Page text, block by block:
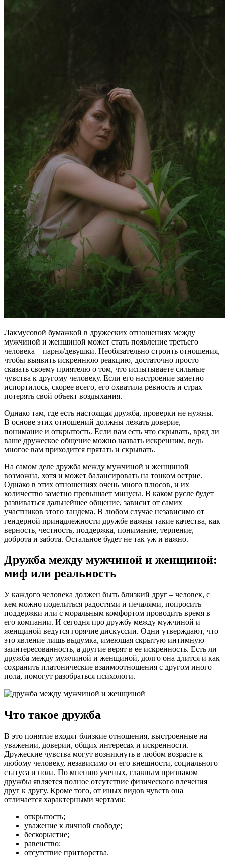
Лакмусовой бумажкой в дружеских отношениях между
мужчиной и женщиной может стать появление третьего
человека – парня/девушки. Необязательно строить отношения,
чтобы выявить искреннюю реакцию, достаточно просто
сказать своему приятелю о том, что испытываете сильные
чувства к другому человеку. Если его настроение заметно
испортилось, скорее всего, его охватила ревность и страх
потерять свой объект воздыхания.
Однако там, где есть настоящая дружба, проверки не нужны.
В основе этих отношений должны лежать доверие,
понимание и открытость. Если вам есть что скрывать, вряд ли
ваше дружеское общение можно назвать искренним, ведь
многое вам приходится прятать и скрывать.
На самом деле дружба между мужчиной и женщиной
возможна, хотя и может балансировать на тонком острие.
Однако в этих отношениях очень много плюсов, и их
количество заметно превышает минусы. В каком русле будет
развиваться дальнейшее общение, зависит от самих
участников этого тандема. В любом случае независимо от
гендерной принадлежности дружбе важны такие качества, как
верность, честность, поддержка, понимание, терпение,
доброта и забота. Остальное будет не так уж и важно.
Дружба между мужчиной и женщиной:
миф или реальность
У каждого человека должен быть близкий друг – человек, с
кем можно поделиться радостями и печалями, попросить
поддержки или с моральным комфортом проводить время в
его компании. И сегодня про дружбу между мужчиной и
женщиной ведутся горячие дискуссии. Одни утверждают, что
это явление лишь выдумка, имеющая скрытую интимную
заинтересованность, а другие верят в ее искренность. Есть ли
дружба между мужчиной и женщиной, долго она длится и как
сохранить платонические взаимоотношения с другом иного
пола, помогут разобраться психологи.
Что такое дружба
В это понятие входят близкие отношения, выстроенные на
уважении, доверии, общих интересах и искренности.
Дружеские чувства могут возникнуть в любом возрасте к
любому человеку, независимо от его внешности, социального
статуса и пола. По мнению ученых, главным признаком
дружбы является полное отсутствие физического влечения
друг к другу. Кроме того, от иных видов чувств она
отличается характерными чертами:
открытость;
уважение к личной свободе;
бескорыстие;
равенство;
отсутствие притворства.